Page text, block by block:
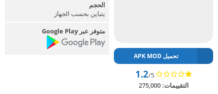
تحميل APK MOD
1.2/5
التقييمات:275,000
الحجم
يتباين بحسب الجهاز
متوفر عبر Google Play